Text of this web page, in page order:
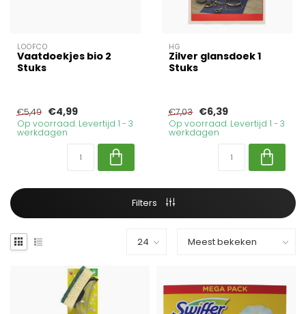
LOOFCO
Vaatdoekjes bio 2
Stuks
€5,49 €4,99
Op voorraad. Levertijd 1 - 3
werkdagen
HG
Zilver glansdoek 1
Stuks
€7,03 €6,39
Op voorraad. Levertijd 1 - 3
werkdagen
Filters